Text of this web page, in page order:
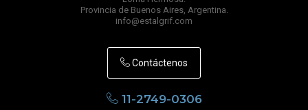
Provincia de Buenos Aires, Argentina.
info@estalgrif.com
Contáctenos
11-2749-0306